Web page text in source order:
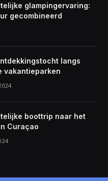
glampingervaring:
gecombineerd
langs
vakantieparken
boottrip naar het
Curaçao